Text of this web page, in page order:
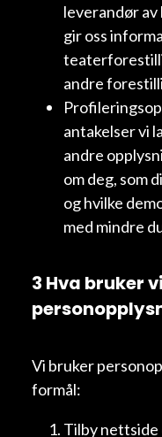
leverandør
gir oss
andre
antakelser vi
andre
om deg, som
og hvilke
med mindre
3 Hva bruker vi
Vi bruker
formål:
Tilby nettside